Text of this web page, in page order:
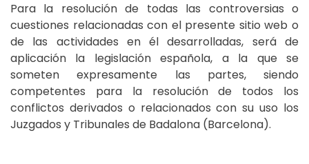
Para la resolución de todas las controversias o
cuestiones relacionadas con el presente sitio web o
de las actividades en él desarrolladas, será de
aplicación la legislación española, a la que se
someten expresamente las partes, siendo
competentes para la resolución de todos los
conflictos derivados o relacionados con su uso los
Juzgados y Tribunales de Badalona (Barcelona).